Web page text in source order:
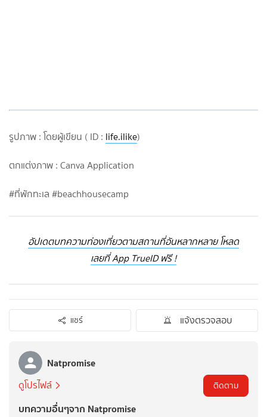
รูปภาพ : โดยผู้เขียน ( ID : life.ilike)
ตกแต่งภาพ : Canva Application
#ที่พักทะเล #beachhousecamp
อัปเดตบทความท่องเที่ยวตามสถานที่อันหลากหลาย โหลด
เลยที่ App TrueID ฟรี !
แชร์ แจ้งตรวจสอบ
Natpromise
ดูโปรไฟล์ ติดตาม
บทความอื่นๆจาก Natpromise